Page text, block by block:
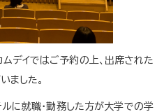
デイではご予約の上、出席された
ました。
に就職・勤務した方が大学での学